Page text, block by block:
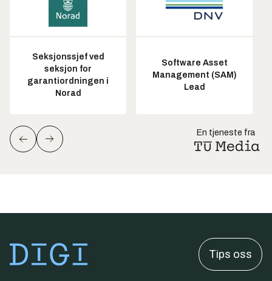
Seksjonssjef ved
seksjon for
garantiordningen i
Norad
Software Asset
Management (SAM)
Lead
En tjeneste fra
Tips oss